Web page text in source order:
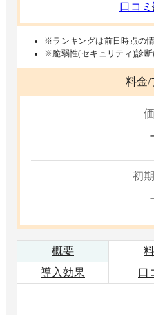
口コ
※ランキングは前日時点の
※脆弱性(セキュリティ)診
料金/
初
概要
導入効果
口